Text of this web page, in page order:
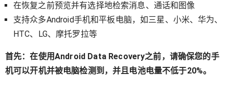
在恢复之前预览并有选择地检索消息、通话和图像
支持众多Android手机和平板电脑，如三星、小米、华为、
HTC、LG、摩托罗拉等
首先：在使用Android Data Recovery之前，请确保您的手
机可以开机并被电脑检测到，并且电池电量不低于20%。